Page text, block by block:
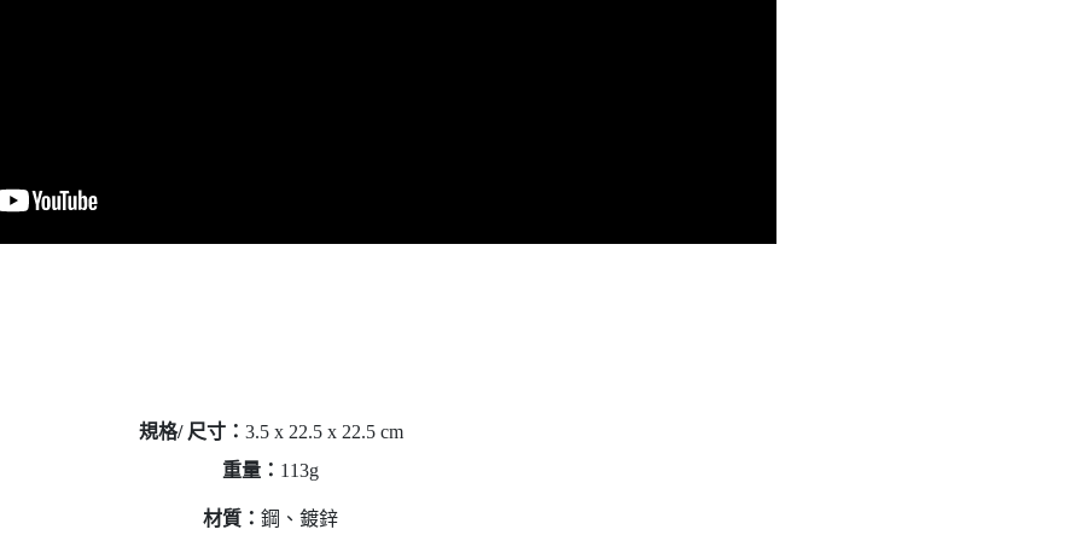
規格/ 尺寸： 3.5 x 22.5 x 22.5 cm
重量： 113g
材質： 鋼、鍍鋅